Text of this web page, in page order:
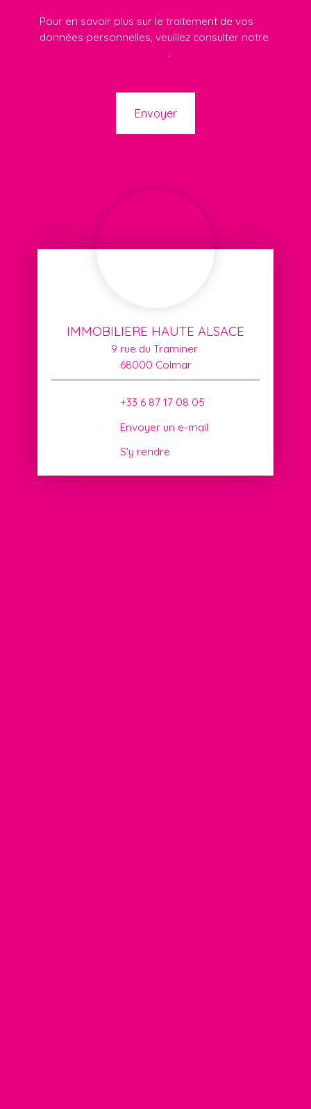
Pour en savoir plus sur le traitement de vos
données personnelles, veuillez consulter notre
.
Envoyer
IMMOBILIERE HAUTE ALSACE
9 rue du Traminer
68000 Colmar
+33 6 87 17 08 05
Envoyer un e-mail
S'y rendre